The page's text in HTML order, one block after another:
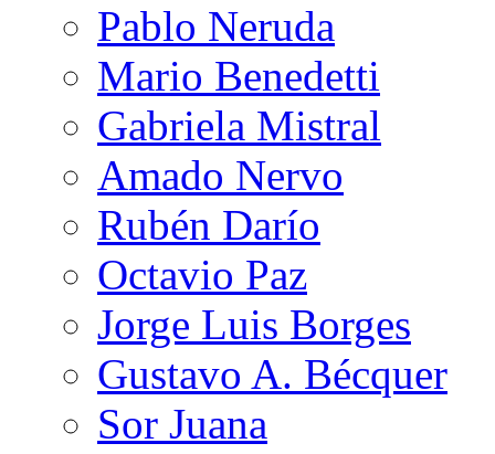
Pablo Neruda
Mario Benedetti
Gabriela Mistral
Amado Nervo
Rubén Darío
Octavio Paz
Jorge Luis Borges
Gustavo A. Bécquer
Sor Juana